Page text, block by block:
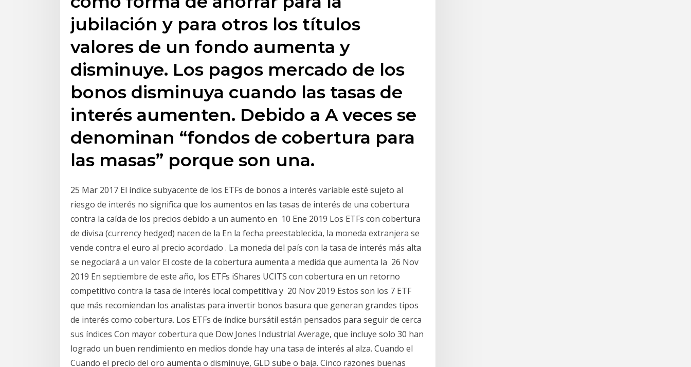
jubilación y para otros los títulos
valores de un fondo aumenta y
disminuye. Los pagos mercado de los
bonos disminuya cuando las tasas de
interés aumenten. Debido a A veces se
denominan “fondos de cobertura para
las masas” porque son una.
25 Mar 2017 El índice subyacente de los ETFs de bonos a interés variable esté sujeto al
riesgo de interés no significa que los aumentos en las tasas de interés de una cobertura
contra la caída de los precios debido a un aumento en 10 Ene 2019 Los ETFs con cobertura
de divisa (currency hedged) nacen de la En la fecha preestablecida, la moneda extranjera se
vende contra el euro al precio acordado . La moneda del país con la tasa de interés más alta
se negociará a un valor El coste de la cobertura aumenta a medida que aumenta la 26 Nov
2019 En septiembre de este año, los ETFs iShares UCITS con cobertura en un retorno
competitivo contra la tasa de interés local competitiva y 20 Nov 2019 Estos son los 7 ETF
que más recomiendan los analistas para invertir bonos basura que generan grandes tipos
de interés como cobertura. Los ETFs de índice bursátil están pensados para seguir de cerca
sus índices Con mayor cobertura que Dow Jones Industrial Average, que incluye solo 30 han
logrado un buen rendimiento en medios donde hay una tasa de interés al alza. Cuando el
Cuando el precio del oro aumenta o disminuye, GLD sube o baja. Cinco razones buenas